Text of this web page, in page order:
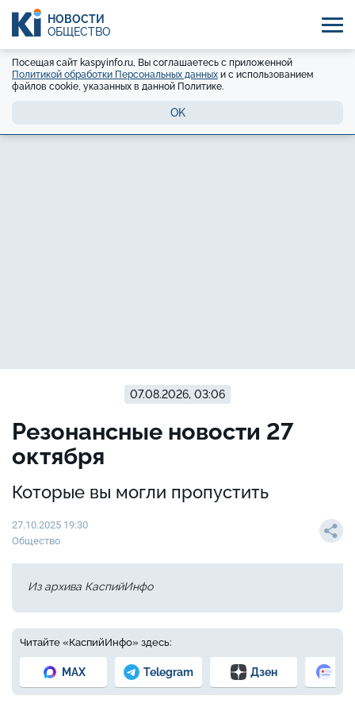
НОВОСТИ
ОБЩЕСТВО
Посещая сайт kaspyinfo.ru, Вы соглашаетесь с приложенной
Политикой обработки Персональных данных и с использованием
файлов cookie, указанных в данной Политике.
OK
07.08.2026, 03:06
Резонансные новости 27
октября
Которые вы могли пропустить
27.10.2025 19:30
Общество
Из архива КаспийИнфо
Читайте «КаспийИнфо» здесь:
MAX Telegram Дзен